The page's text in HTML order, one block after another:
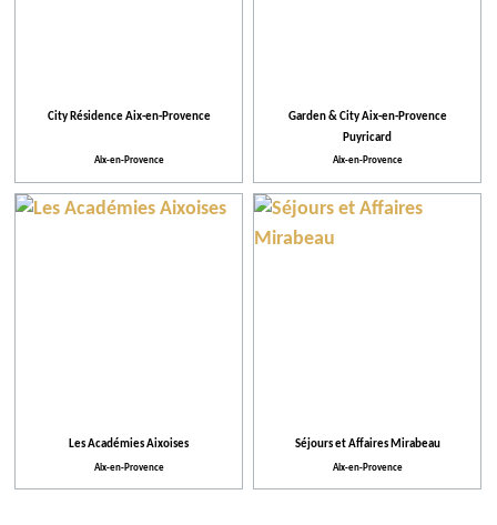
City Résidence Aix-en-Provence
Aix-en-Provence
Garden & City Aix-en-Provence
Puyricard
Aix-en-Provence
Les Académies Aixoises
Aix-en-Provence
Séjours et Affaires Mirabeau
Aix-en-Provence